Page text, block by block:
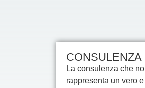
CONSULENZA
La consulenza che
rappresenta un vero